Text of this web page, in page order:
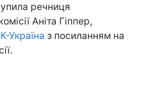
речниця
Аніта Гіппер,
Україна з посиланням на